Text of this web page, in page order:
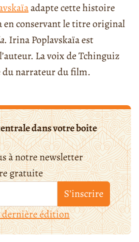
adapte cette histoire
en conservant le titre original
. Irina Poplavskaïa est
La voix de Tchinguiz
du narrateur du film.
dans votre boite
à notre newsletter
gratuite
S’inscrire
dernière édition